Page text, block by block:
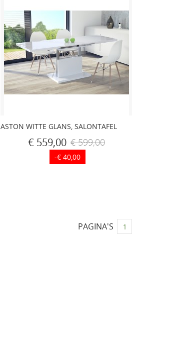
ASTON WITTE GLANS, SALONTAFEL
€ 559,00 € 599,00
-€ 40,00
PAGINA'S 1